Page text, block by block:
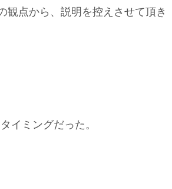
観点から、説明を控えさせて頂き
イミングだった。